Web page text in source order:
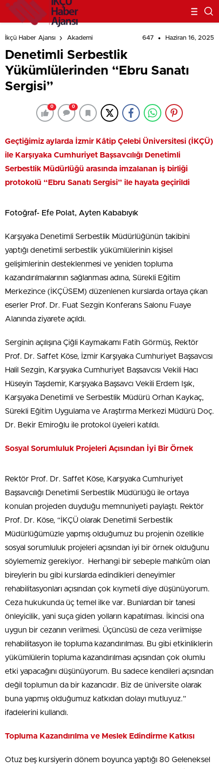
İkçü Haber Ajansı Akademi 647 Haziran 16, 2025
Denetimli Serbestlik
Yükümlülerinden “Ebru Sanatı
Sergisi”
0 0
Geçtiğimiz aylarda İzmir Kâtip Çelebi Üniversitesi (İKÇÜ)
ile Karşıyaka Cumhuriyet Başsavcılığı Denetimli
Serbestlik Müdürlüğü arasında imzalanan iş birliği
protokolü “Ebru Sanatı Sergisi” ile hayata geçirildi
Fotoğraf- Efe Polat, Ayten Kababıyık
Karşıyaka Denetimli Serbestlik Müdürlüğünün takibini
yaptığı denetimli serbestlik yükümlülerinin kişisel
gelişimlerinin desteklenmesi ve yeniden topluma
kazandırılmalarının sağlanması adına, Sürekli Eğitim
Merkezince (İKÇÜSEM) düzenlenen kurslarda ortaya çıkan
eserler Prof. Dr. Fuat Sezgin Konferans Salonu Fuaye
Alanında ziyarete açıldı.
Serginin açılışına Çiğli Kaymakamı Fatih Görmüş, Rektör
Prof. Dr. Saffet Köse, İzmir Karşıyaka Cumhuriyet Başsavcısı
Halil Sezgin, Karşıyaka Cumhuriyet Başsavcısı Vekili Hacı
Hüseyin Taşdemir, Karşıyaka Başsavcı Vekili Erdem Işık,
Karşıyaka Denetimli ve Serbestlik Müdürü Orhan Kaykaç,
Sürekli Eğitim Uygulama ve Araştırma Merkezi Müdürü Doç.
Dr. Bekir Emiroğlu ile protokol üyeleri katıldı.
Sosyal Sorumluluk Projeleri Açısından İyi Bir Örnek
Rektör Prof. Dr. Saffet Köse, Karşıyaka Cumhuriyet
Başsavcılığı Denetimli Serbestlik Müdürlüğü ile ortaya
konulan projeden duyduğu memnuniyeti paylaştı. Rektör
Prof. Dr. Köse, “İKÇÜ olarak Denetimli Serbestlik
Müdürlüğümüzle yapmış olduğumuz bu projenin özellikle
sosyal sorumluluk projeleri açısından iyi bir örnek olduğunu
söylememiz gerekiyor. Herhangi bir sebeple mahkûm olan
bireylerin bu gibi kurslarda edindikleri deneyimler
rehabilitasyonları açısından çok kıymetli diye düşünüyorum.
Ceza hukukunda üç temel ilke var. Bunlardan bir tanesi
önleyicilik, yani suça giden yolların kapatılması. İkincisi ona
uygun bir cezanın verilmesi. Üçüncüsü de ceza verilmişse
rehabilitasyon ile topluma kazandırılması. Bu gibi etkinliklerin
yükümlülerin topluma kazandırılması açısından çok olumlu
etki yapacağını düşünüyorum. Bu sadece kendileri açısından
değil toplumun da bir kazancıdır. Biz de üniversite olarak
buna yapmış olduğumuz katkıdan dolayı mutluyuz.”
ifadelerini kullandı.
Topluma Kazandırılma ve Meslek Edindirme Katkısı
Otuz beş kursiyerin dönem boyunca yaptığı 80 Geleneksel